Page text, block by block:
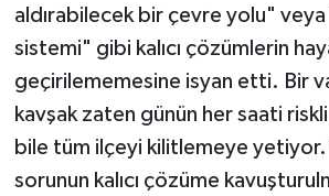
aldırabilecek bir çevre yolu" veya
sistemi" gibi kalıcı çözümlerin
geçirilememesine isyan etti. Bir
kavşak zaten günün her saati
bile tüm ilçeyi kilitlemeye
sorunun kalıcı çözüme